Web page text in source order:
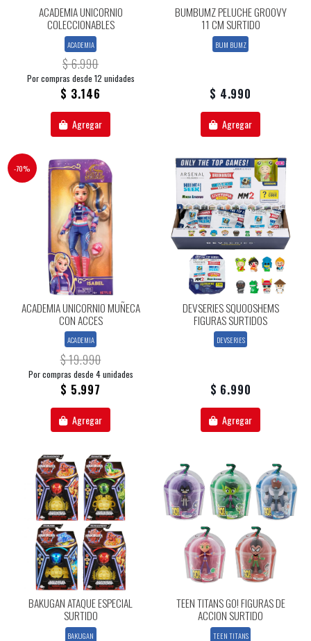
ACADEMIA UNICORNIO
COLECCIONABLES
ACADEMIA
$ 6.990
Por compras desde 12 unidades
$ 3.146
Agregar
BUMBUMZ PELUCHE GROOVY
11 CM SURTIDO
BUM BUMZ
$ 4.990
Agregar
-70%
ACADEMIA UNICORNIO MUÑECA
CON ACCES
ACADEMIA
$ 19.990
Por compras desde 4 unidades
$ 5.997
Agregar
DEVSERIES SQUOOSHEMS
FIGURAS SURTIDOS
DEVSERIES
$ 6.990
Agregar
BAKUGAN ATAQUE ESPECIAL
SURTIDO
BAKUGAN
TEEN TITANS GO! FIGURAS DE
ACCION SURTIDO
TEEN TITANS